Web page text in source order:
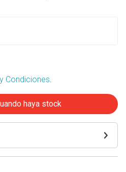
Condiciones.
haya stock